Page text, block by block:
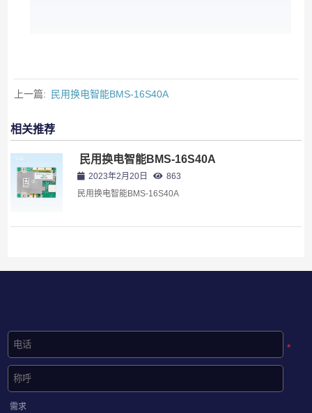
上一篇: 民用换电智能BMS-16S40A
相关推荐
民用换电智能BMS-16S40A
2023年2月20日
863
民用换电智能BMS-16S40A
*
需求